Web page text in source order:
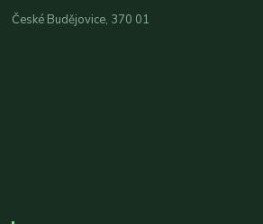
České Budějovice, 370 01